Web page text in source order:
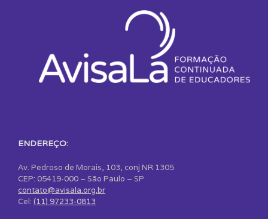
ENDEREÇO:
Av. Pedroso de Morais, 103, conj NR 1305
CEP: 05419-000 – São Paulo – SP
contato@avisala.org.br
Cel: (11) 97233-0813